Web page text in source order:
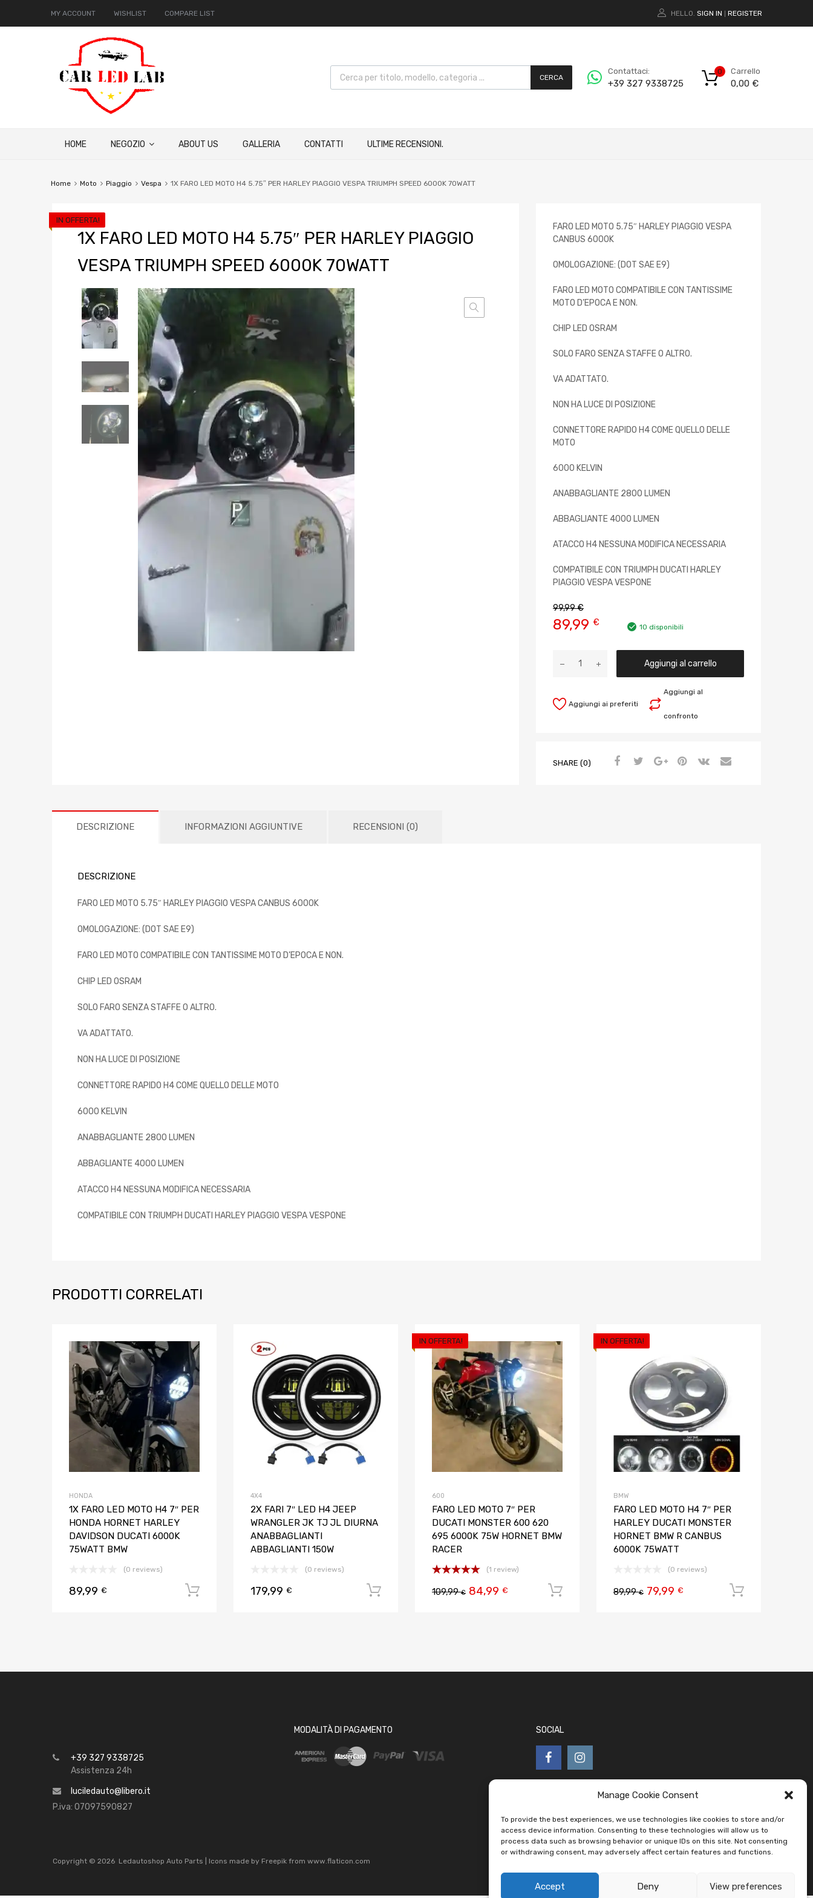
Manage Cookie Consent
To provide the best experiences, we use technologies like cookies to store and/or
access device information. Consenting to these technologies will allow us to
process data such as browsing behavior or unique IDs on this site. Not consenting
or withdrawing consent, may adversely affect certain features and functions.
Accept Deny View preferences
MY ACCOUNT WISHLIST COMPARE LIST HELLO. SIGN IN REGISTER
CERCA
Contattaci:
+39 327 9338725
Carrello
0,00 €
0
HOME NEGOZIO ABOUT US GALLERIA CONTATTI ULTIME RECENSIONI.
Home Moto Piaggio Vespa 1X FARO LED MOTO H4 5.75″ PER HARLEY PIAGGIO VESPA TRIUMPH SPEED 6000K 70WATT
1X FARO LED MOTO H4 5.75″ PER HARLEY PIAGGIO
VESPA TRIUMPH SPEED 6000K 70WATT
IN OFFERTA!
FARO LED MOTO 5.75″ HARLEY PIAGGIO VESPA
CANBUS 6000K
OMOLOGAZIONE: (DOT SAE E9)
FARO LED MOTO COMPATIBILE CON TANTISSIME
MOTO D’EPOCA E NON.
CHIP LED OSRAM
SOLO FARO SENZA STAFFE O ALTRO.
VA ADATTATO.
NON HA LUCE DI POSIZIONE
CONNETTORE RAPIDO H4 COME QUELLO DELLE
MOTO
6000 KELVIN
ANABBAGLIANTE 2800 LUMEN
ABBAGLIANTE 4000 LUMEN
ATACCO H4 NESSUNA MODIFICA NECESSARIA
COMPATIBILE CON TRIUMPH DUCATI HARLEY
PIAGGIO VESPA VESPONE
99,99€
89,99 € 10 disponibili
Aggiungi al carrello
Aggiungi al
confronto
Aggiungi ai preferiti
SHARE (0)
DESCRIZIONE INFORMAZIONI AGGIUNTIVE RECENSIONI (0)
DESCRIZIONE
FARO LED MOTO 5.75″ HARLEY PIAGGIO VESPA CANBUS 6000K
OMOLOGAZIONE: (DOT SAE E9)
FARO LED MOTO COMPATIBILE CON TANTISSIME MOTO D’EPOCA E NON.
CHIP LED OSRAM
SOLO FARO SENZA STAFFE O ALTRO.
VA ADATTATO.
NON HA LUCE DI POSIZIONE
CONNETTORE RAPIDO H4 COME QUELLO DELLE MOTO
6000 KELVIN
ANABBAGLIANTE 2800 LUMEN
ABBAGLIANTE 4000 LUMEN
ATACCO H4 NESSUNA MODIFICA NECESSARIA
COMPATIBILE CON TRIUMPH DUCATI HARLEY PIAGGIO VESPA VESPONE
PRODOTTI CORRELATI
Aggiungi ai preferiti
Aggiungi al confronto
HONDA
1X FARO LED MOTO H4 7″ PER
HONDA HORNET HARLEY
DAVIDSON DUCATI 6000K
75WATT BMW
(0 reviews)
89,99 € Aggiungi al carrello
Aggiungi ai preferiti
Aggiungi al confronto
4X4
2X FARI 7″ LED H4 JEEP
WRANGLER JK TJ JL DIURNA
ANABBAGLIANTI
ABBAGLIANTI 150W
(0 reviews)
179,99 € Aggiungi al carrello
IN OFFERTA!
Aggiungi ai preferiti
600
FARO LED MOTO 7″ PER
DUCATI MONSTER 600 620
695 6000K 75W HORNET BMW
RACER
5.00su 5
(1 review)
109,99€ 84,99 € Aggiungi al carrello
IN OFFERTA!
BMW
FARO LED MOTO H4 7″ PER
HARLEY DUCATI MONSTER
HORNET BMW R CANBUS
6000K 75WATT
(0 reviews)
89,99€ 79,99 €
+39 327 9338725
Assistenza 24h
luciledauto@libero.it
P.iva: 07097590827
MODALITÀ DI PAGAMENTO SOCIAL
Copyright © 2026 Ledautoshop Auto Parts | Icons made by Freepik from www.flaticon.com